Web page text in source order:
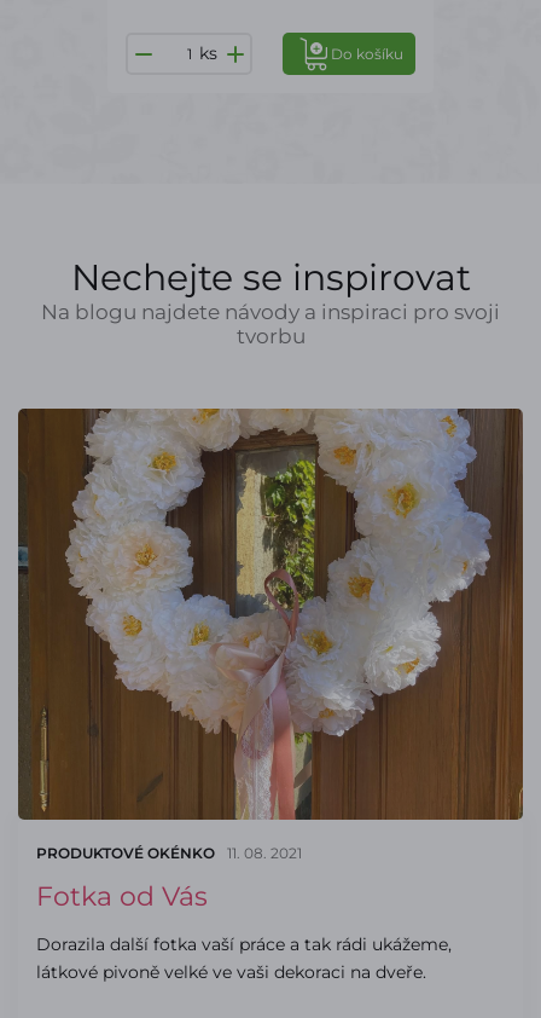
ks Do košíku
Nechejte se inspirovat
Na blogu najdete návody a inspiraci pro svoji
tvorbu
PRODUKTOVÉ OKÉNKO 11. 08. 2021
Fotka od Vás
Dorazila další fotka vaší práce a tak rádi ukážeme,
látkové pivoně velké ve vaši dekoraci na dveře.